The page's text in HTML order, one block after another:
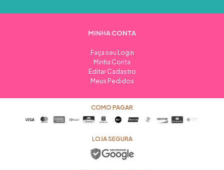
MINHA CONTA
Faça seu Login
Minha Conta
Editar Cadastro
Meus Pedidos
COMO PAGAR
LOJA SEGURA